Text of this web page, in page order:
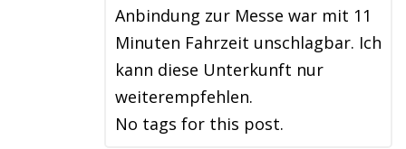
Anbindung zur Messe war mit 11
Minuten Fahrzeit unschlagbar. Ich
kann diese Unterkunft nur
weiterempfehlen.
No tags for this post.